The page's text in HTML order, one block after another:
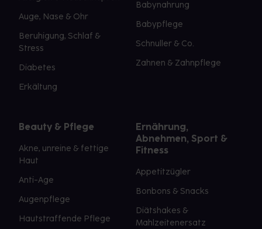
Auge, Nase & Ohr
Beruhigung, Schlaf &
Stress
Diabetes
Erkältung
Babynahrung
Babypflege
Schnuller & Co.
Zahnen & Zahnpflege
Beauty & Pflege
Akne, unreine & fettige
Haut
Anti-Age
Augenpflege
Hautstraffende Pflege
Ernährung,
Abnehmen, Sport &
Fitness
Appetitzügler
Bonbons & Snacks
Diätshakes &
Mahlzeitenersatz